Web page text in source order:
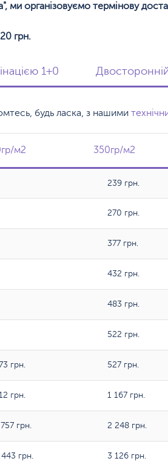
організовуємо термінову
грн.
1+0
будь ласка, з нашими
м2 350гр/м2
м2 350гр/м2
239 грн.
270 грн.
377 грн.
432 грн.
483 грн.
522 грн.
грн. 527 грн.
грн. 1 167 грн.
грн. 2 248 грн.
грн. 3 126 грн.